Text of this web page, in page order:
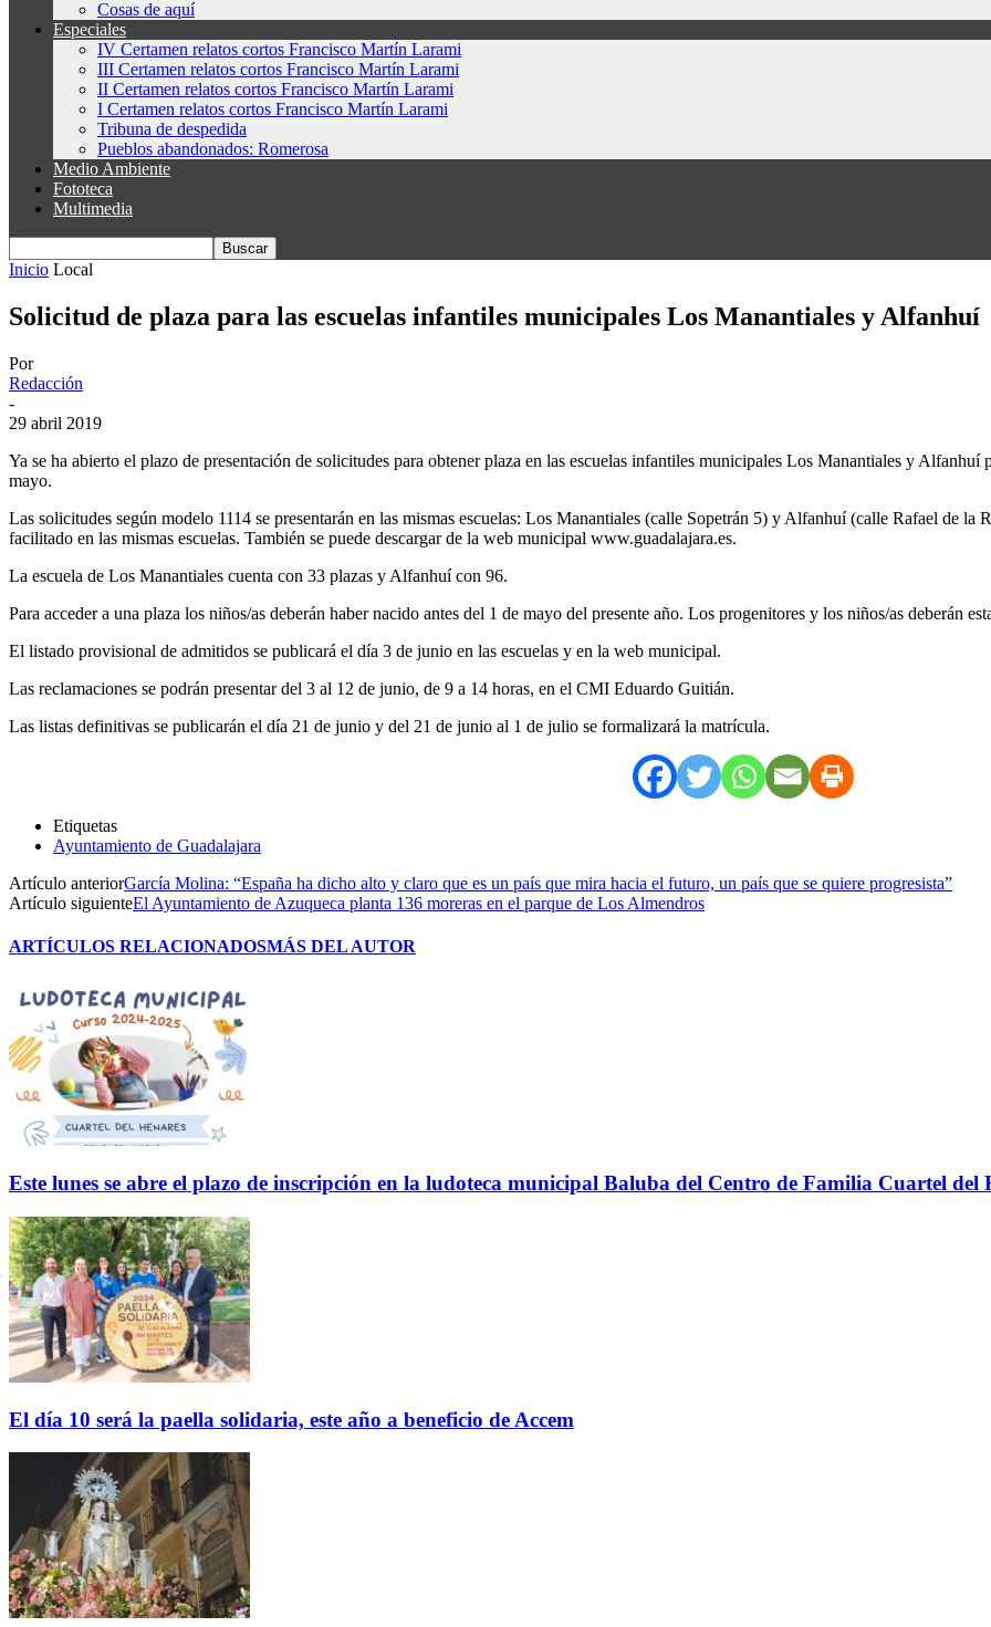
Cosas de aquí
Especiales
IV Certamen relatos cortos Francisco Martín Larami
III Certamen relatos cortos Francisco Martín Larami
II Certamen relatos cortos Francisco Martín Larami
I Certamen relatos cortos Francisco Martín Larami
Tribuna de despedida
Pueblos abandonados: Romerosa
Medio Ambiente
Fototeca
Multimedia
Inicio Local
Solicitud de plaza para las escuelas infantiles municipales Los Manantiales y Alfanhuí
Por
Redacción
-
29 abril 2019
Ya se ha abierto el plazo de presentación de solicitudes para obtener plaza en las escuelas infantiles municipales Los Manantiales y
mayo.
Las solicitudes según modelo 1114 se presentarán en las mismas escuelas: Los Manantiales (calle Sopetrán 5) y Alfanhuí (calle Rafael de
facilitado en las mismas escuelas. También se puede descargar de la web municipal www.guadalajara.es.
La escuela de Los Manantiales cuenta con 33 plazas y Alfanhuí con 96.
Para acceder a una plaza los niños/as deberán haber nacido antes del 1 de mayo del presente año. Los progenitores y los niños/as deberán
El listado provisional de admitidos se publicará el día 3 de junio en las escuelas y en la web municipal.
Las reclamaciones se podrán presentar del 3 al 12 de junio, de 9 a 14 horas, en el CMI Eduardo Guitián.
Las listas definitivas se publicarán el día 21 de junio y del 21 de junio al 1 de julio se formalizará la matrícula.
Etiquetas
Ayuntamiento de Guadalajara
Artículo anteriorGarcía Molina: “España ha dicho alto y claro que es un país que mira hacia el futuro, un país que se quiere progresista”
Artículo siguienteEl Ayuntamiento de Azuqueca planta 136 moreras en el parque de Los Almendros
ARTÍCULOS RELACIONADOSMÁS DEL AUTOR
Este lunes se abre el plazo de inscripción en la ludoteca municipal Baluba del Centro de Familia Cuartel del
El día 10 será la paella solidaria, este año a beneficio de Accem